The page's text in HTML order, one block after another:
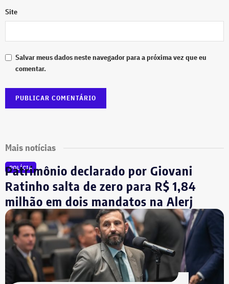
Site
Salvar meus dados neste navegador para a próxima vez que eu
comentar.
Mais notícias
POLÍCIA
Patrimônio declarado por Giovani
Ratinho salta de zero para R$ 1,84
milhão em dois mandatos na Alerj